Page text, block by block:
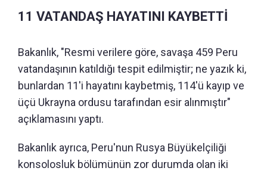
11 VATANDAŞ HAYATINI KAYBETTİ
Bakanlık, "Resmi verilere göre, savaşa 459 Peru
vatandaşının katıldığı tespit edilmiştir; ne yazık ki,
bunlardan 11'i hayatını kaybetmiş, 114'ü kayıp ve
üçü Ukrayna ordusu tarafından esir alınmıştır"
açıklamasını yaptı.
Bakanlık ayrıca, Peru'nun Rusya Büyükelçiliği
konsolosluk bölümünün zor durumda olan iki